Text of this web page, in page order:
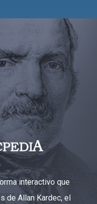
interactivo que
de Allan Kardec, el